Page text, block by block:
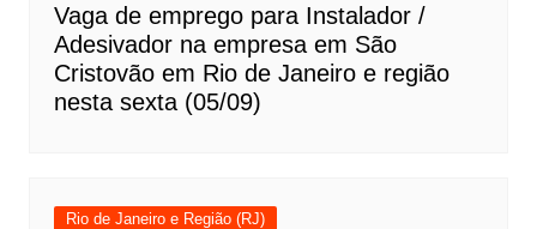
Vaga de emprego para Instalador /
Adesivador na empresa em São
Cristovão em Rio de Janeiro e região
nesta sexta (05/09)
Rio de Janeiro e Região (RJ)